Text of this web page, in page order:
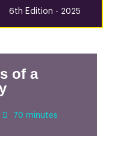
6th Edition - 2025
of a
70 minutes